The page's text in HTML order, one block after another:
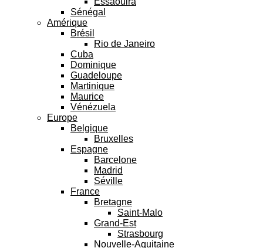
Sénégal
Amérique
Brésil
Rio de Janeiro
Cuba
Dominique
Guadeloupe
Martinique
Maurice
Vénézuela
Europe
Belgique
Bruxelles
Espagne
Barcelone
Madrid
Séville
France
Bretagne
Saint-Malo
Grand-Est
Strasbourg
Nouvelle-Aquitaine